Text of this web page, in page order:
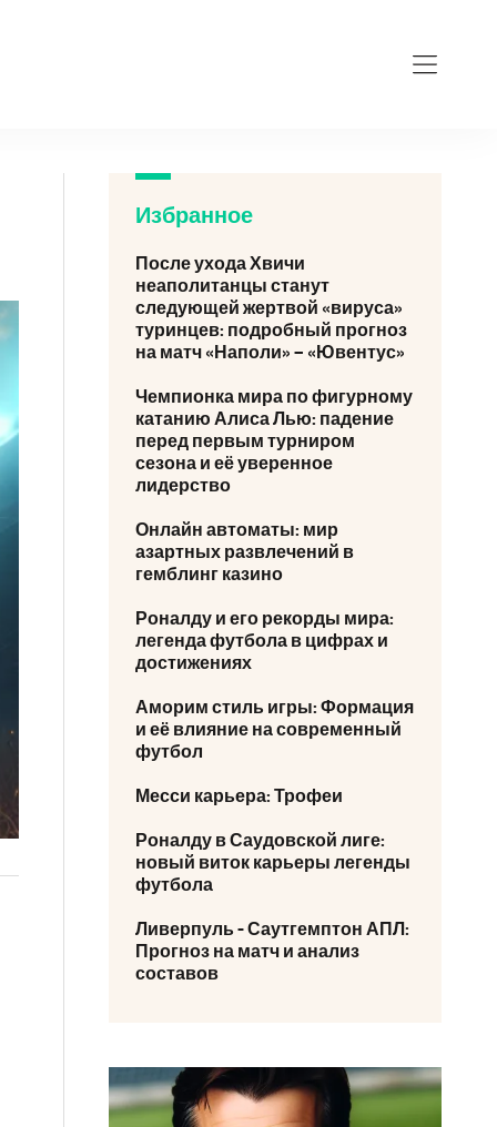
Избранное
После ухода Хвичи
неаполитанцы станут
следующей жертвой «вируса»
туринцев: подробный прогноз
на матч «Наполи» – «Ювентус»
Чемпионка мира по фигурному
катанию Алиса Лью: падение
перед первым турниром
сезона и её уверенное
лидерство
Онлайн автоматы: мир
азартных развлечений в
гемблинг казино
Роналду и его рекорды мира:
легенда футбола в цифрах и
достижениях
Аморим стиль игры: Формация
и её влияние на современный
футбол
Месси карьера: Трофеи
Роналду в Саудовской лиге:
новый виток карьеры легенды
футбола
Ливерпуль - Саутгемптон АПЛ:
Прогноз на матч и анализ
составов